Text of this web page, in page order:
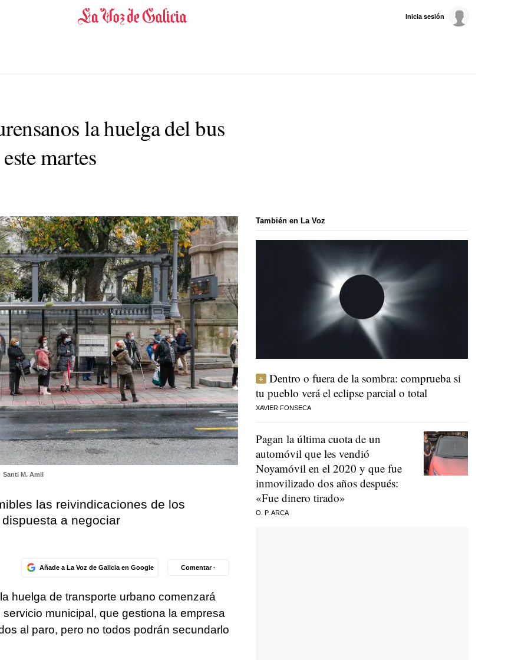
Inicia sesión
la huelga del bus
martes
Santi M. Amil
las reivindicaciones de los
a negociar
Añade a La Voz de Galicia en Google Comentar ·
huelga de transporte urbano comenzará
municipal, que gestiona la empresa
al paro, pero no todos podrán secundarlo
También en La Voz
Dentro o fuera de la sombra: comprueba si
tu pueblo verá el eclipse parcial o total
XAVIER FONSECA
Pagan la última cuota de un
automóvil que les vendió
Noyamóvil en el 2020 y que fue
inmovilizado dos años después:
«Fue dinero tirado»
O. P. ARCA